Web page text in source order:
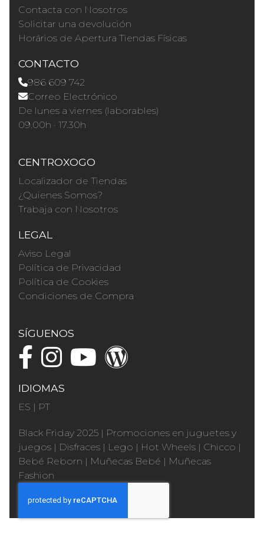
Contacta con Nosotros
Solicitar una devolución
Horários de Apertura Tiendas Físicas
CONTACTO
986 609 742
Correo Electrónico
De lunes a viernes (laborables)
09.00h · 17.30h
CENTROXOGO
Localizador de Tiendas
¿Quienes Somos?
Trabaja con Nosotros
LEGAL
Aviso Legal
Política de Privacidad
Política de Cookies
Condiciones de Compra
SÍGUENOS
IDIOMAS
ES | PT
Black Friday 2025 | Promociones en juguetes y
juegos | Disfraces | Lego | Hot Wheels | Chicco |
Bebé Reborn | Muñecas Bebé | Muñecas
Fashion